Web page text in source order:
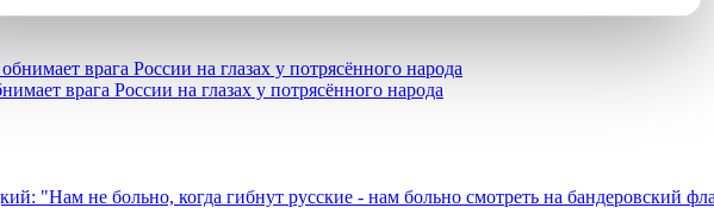
на самом деле бьет по России - названы имена
врага России на глазах у потрясённого народа